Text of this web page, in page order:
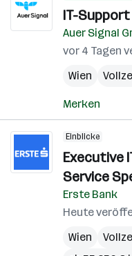
IT-Support
Auer Signal
vor 4 Tagen
Wien
Merken
Einblicke
Executive
Service
Erste Bank
Heute
Wien